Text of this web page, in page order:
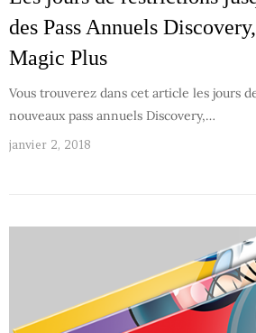
des Pass Annuels
Magic Plus
Vous trouverez dans cet article les jours
nouveaux pass annuels Discovery,…
janvier 2, 2018